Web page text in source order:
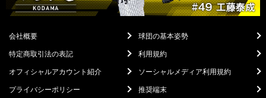
会社概要
球団の基本姿勢
特定商取引法の表記
利用規約
オフィシャルアカウント紹介
ソーシャルメディア利用規約
プライバシーポリシー
推奨端末